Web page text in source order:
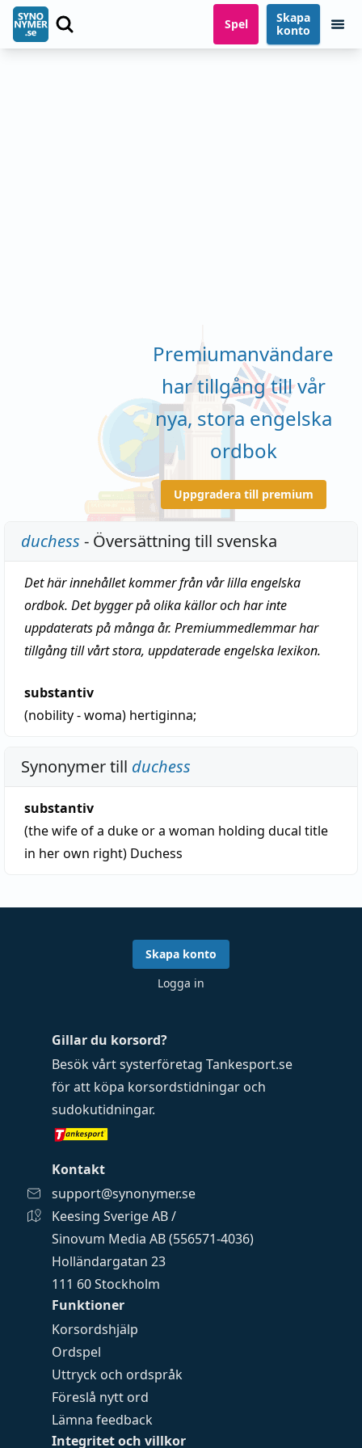
Spel
Skapa
konto
Premiumanvändare
har tillgång till vår
nya, stora engelska
ordbok
Uppgradera till premium
duchess - Översättning till svenska
Det här innehållet kommer från vår lilla engelska
ordbok. Det bygger på olika källor och har inte
uppdaterats på många år. Premiummedlemmar har
tillgång till vårt stora, uppdaterade engelska lexikon.
substantiv
(nobility - woma) hertiginna;
Synonymer till duchess
substantiv
(the wife of a duke or a woman holding ducal title
in her own right) Duchess
Funktioner
Korsordshjälp
Ordspel
Uttryck och ordspråk
Föreslå nytt ord
Lämna feedback
Integritet och villkor
Gillar du korsord?
Besök vårt systerföretag Tankesport.se
för att köpa korsordstidningar och
sudokutidningar.
Kontakt
support@synonymer.se
Keesing Sverige AB /
Sinovum Media AB (556571-4036)
Holländargatan 23
111 60 Stockholm
Skapa konto
Logga in